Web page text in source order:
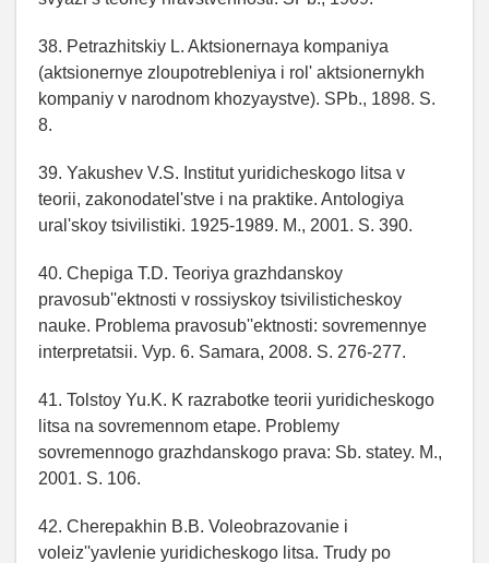
38. Petrazhitskiy L. Aktsionernaya kompaniya
(aktsionernye zloupotrebleniya i rol' aktsionernykh
kompaniy v narodnom khozyaystve). SPb., 1898. S.
8.
39. Yakushev V.S. Institut yuridicheskogo litsa v
teorii, zakonodatel'stve i na praktike. Antologiya
ural'skoy tsivilistiki. 1925-1989. M., 2001. S. 390.
40. Chepiga T.D. Teoriya grazhdanskoy
pravosub''ektnosti v rossiyskoy tsivilisticheskoy
nauke. Problema pravosub''ektnosti: sovremennye
interpretatsii. Vyp. 6. Samara, 2008. S. 276-277.
41. Tolstoy Yu.K. K razrabotke teorii yuridicheskogo
litsa na sovremennom etape. Problemy
sovremennogo grazhdanskogo prava: Sb. statey. M.,
2001. S. 106.
42. Cherepakhin B.B. Voleobrazovanie i
voleiz''yavlenie yuridicheskogo litsa. Trudy po